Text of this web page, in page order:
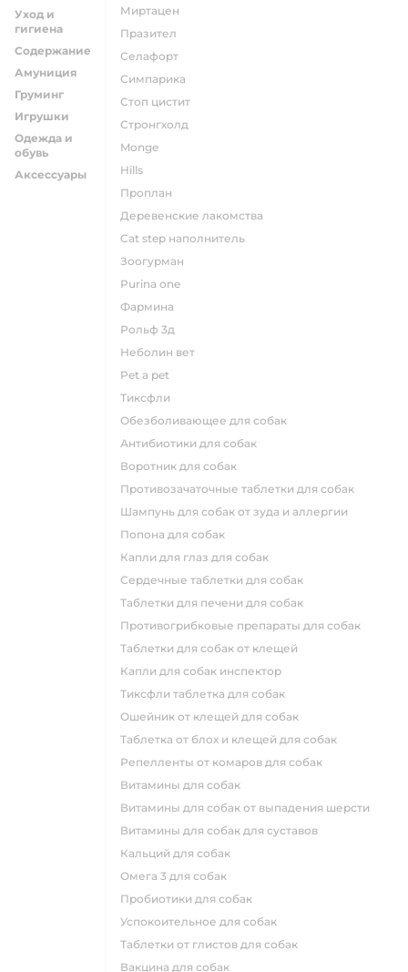
Уход и
гигиена
Содержание
Амуниция
Груминг
Игрушки
Одежда и
обувь
Аксессуары
миртацен
празител
селафорт
симпарика
стоп цистит
стронгхолд
monge
hills
проплан
деревенские лакомства
cat step наполнитель
зоогурман
purina one
фармина
рольф 3д
неболин вет
pet a pet
тиксфли
обезболивающее для собак
антибиотики для собак
воротник для собак
противозачаточные таблетки для собак
шампунь для собак от зуда и аллергии
попона для собак
капли для глаз для собак
сердечные таблетки для собак
таблетки для печени для собак
противогрибковые препараты для собак
таблетки для собак от клещей
капли для собак инспектор
тиксфли таблетка для собак
ошейник от клещей для собак
таблетка от блох и клещей для собак
репелленты от комаров для собак
витамины для собак
витамины для собак от выпадения шерсти
витамины для собак для суставов
кальций для собак
омега 3 для собак
пробиотики для собак
успокоительное для собак
таблетки от глистов для собак
вакцина для собак